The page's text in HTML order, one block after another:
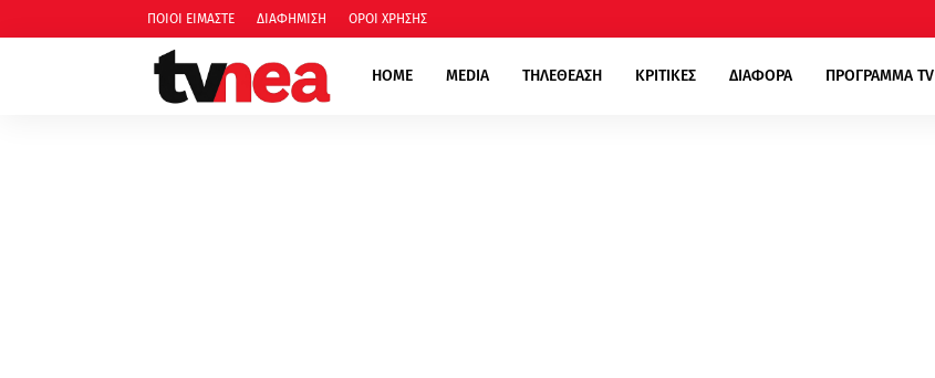
ΠΟΙΟΙ ΕΙΜΑΣΤΕ ΔΙΑΦΗΜΙΣΗ ΟΡΟΙ ΧΡΗΣΗΣ
HOME MEDIA ΤΗΛΕΘΕΑΣΗ ΚΡΙΤΙΚΕΣ ΔΙΑΦΟΡΑ ΠΡΟΓΡΑΜΜΑ TV